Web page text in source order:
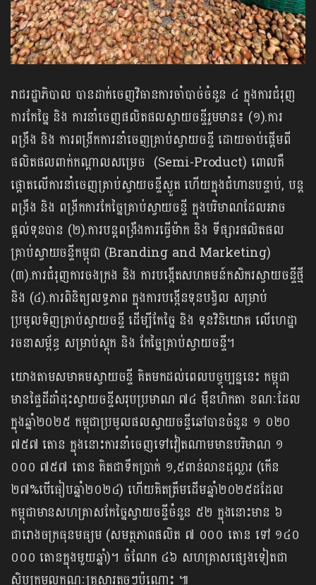
រាជរដ្ឋាភិបាល បានដាក់ចេញវិធានការចាំបាច់ចំនួន ៤ ក្នុងការជំរុញ
ការកែច្នៃ និង ការនាំចេញផលិតផលស្វាយចន្ទីរួមមាន៖ (១).ការ
ពង្រឹង និង ការពង្រីកការនាំចេញគ្រាប់ស្វាយចន្ទី ដោយចាប់ផ្តើមពី
ផលិតផលពាក់កណ្តាលសម្រេច (Semi-Product) ពោលគឺ
ផ្តោតលើការនាំចេញគ្រាប់ស្វាយចន្ទីស្ងួត ហើយក្នុងជំហានបន្ទាប់, បន្ត
ពង្រឹង និង ពង្រីកការកែច្នៃគ្រាប់ស្វាយចន្ទី ក្នុងបរិមាណដែលអាច
ផ្តល់ទុនបាន (២).ការបន្តពង្រឹងការធ្វើម៉ាក និង ទីផ្សារផលិតផល
គ្រាប់ស្វាយចន្ទីកម្ពុជា (Branding and Marketing)
(៣).ការជំរុញការចងក្រង និង ការបង្កើតសហគមន៍កសិករស្វាយចន្ទីថ្មី
និង (៤).ការពិនិត្យលទ្ធភាព ក្នុងការបង្កើនទុនបង្វិល សម្រាប់
ប្រមូលទិញគ្រាប់ស្វាយចន្ទី ដើម្បីកែច្នៃ និង ទុនវិនិយោគ លើហេដ្ឋា
រចនាសម្ព័ន្ធ សម្រាប់ស្តុក និង កែច្នៃគ្រាប់ស្វាយចន្ទី។
យោងតាមសមាគមស្វាយចន្ទី គិតមកដល់ពេលបច្ចុប្បន្ននេះ កម្ពុជា
មានផ្ទៃដីដាំដុះស្វាយចន្ទីសរុបប្រមាណ ៧៤ ម៉ឺនហិកតា ខណៈដែល
ក្នុងឆ្នាំ២០២៥ កម្ពុជាប្រមូលផលស្វាយចន្ទីឆៅបានចំនួន ១ ០២០
៧៥៧ តោន ក្នុងនោះការនាំចេញទៅវៀតណាមមានបរិមាណ ១
០០០ ៧៥៧ តោន គិតជាទឹកប្រាក់ ១,៥ពាន់លានដុល្លារ (កើន
២៧%បើធៀបឆ្នាំ២០២៤) ហើយគិតត្រឹមដើមឆ្នាំ២០២៥ដដែល
កម្ពុជាមានសហគ្រាសកែច្នៃស្វាយចន្ទីចំនួន ៥២ ក្នុងនោះមាន ៦
ជារោងចក្រធុនមធ្យម (សមត្ថភាពផលិត ៧ ០០០ តោន ទៅ ១៤០
០០០ តោនក្នុងមួយឆ្នាំ)។ ចំណែក ៤៦ សហគ្រាសផ្សេងទៀតជា